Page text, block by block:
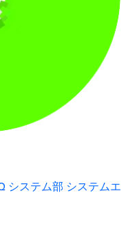
システム部 システムエ